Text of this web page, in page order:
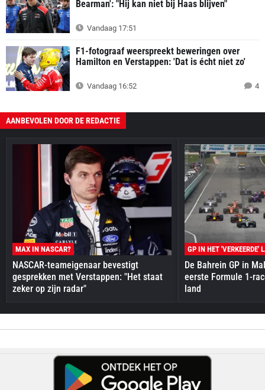
Bearman': "Hij kan niet bij Haas blijven"
Vandaag 17:51
F1-fotograaf weerspreekt beweringen over
Hamilton en Verstappen: 'Dat is écht niet zo'
Vandaag 16:52 4
AANBEVOLEN DOOR DE REDACTIE
MAX IN NASCAR?
NASCAR-teameigenaar bevestigt
gesprekken met Verstappen: "Het staat
zeker op zijn radar"
GP IN HET 'VERKEERDE'
De Bahrein GP in
eerste Formule 1-
land